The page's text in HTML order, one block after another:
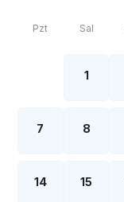
Pzt Sal
1
7 8
14 15